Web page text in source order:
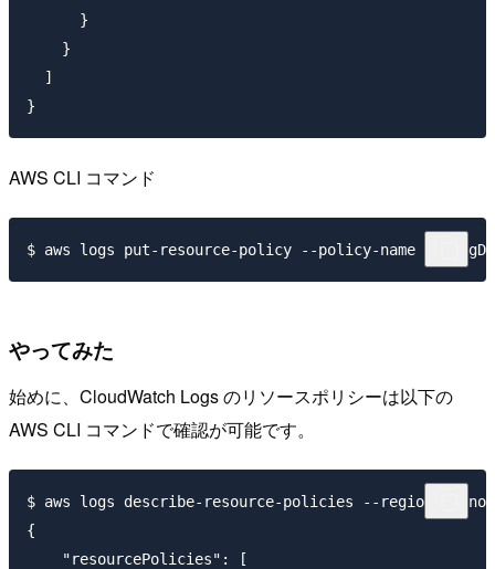
      }
    }
  ]
AWS CLI コマンド
やってみた
始めに、CloudWatch Logs のリソースポリシーは以下の
AWS CLI コマンドで確認が可能です。
$ aws logs describe-resource-policies --region ap-
{
    "resourcePolicies": [